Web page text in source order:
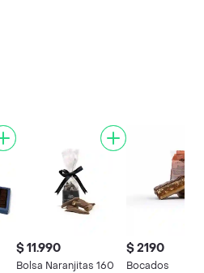
$ 11.990
Bolsa Naranjitas 160
$ 2190
Bocados